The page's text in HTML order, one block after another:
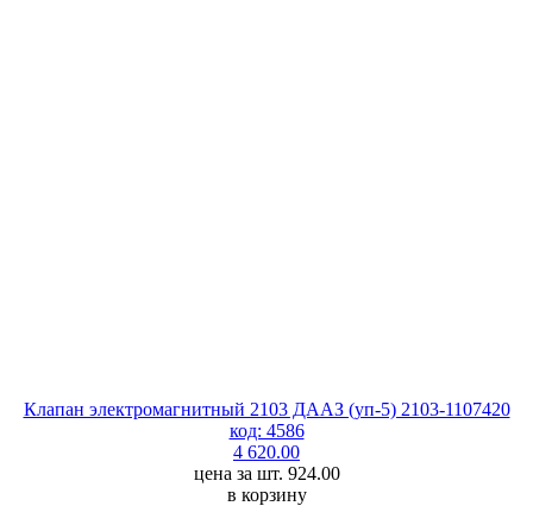
Клапан электромагнитный 2103 ДААЗ (уп-5) 2103-1107420
код: 4586
4 620.00
цена за шт. 924.00
в корзину